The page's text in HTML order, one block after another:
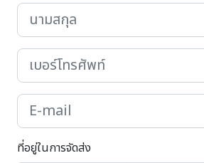
ที่อยู่ในการจัดส่ง